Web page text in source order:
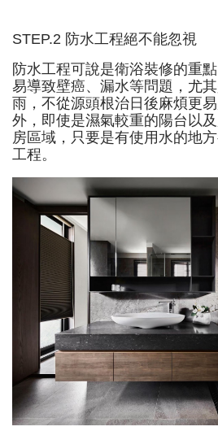
STEP.2 防水工程絕不能忽視
防水工程可說是衛浴裝修的重
易導致壁癌、漏水等問題，尤
雨，不從源頭根治日後麻煩更
外，即使是濕氣較重的陽台以
房區域，只要是有使用水的地
工程。